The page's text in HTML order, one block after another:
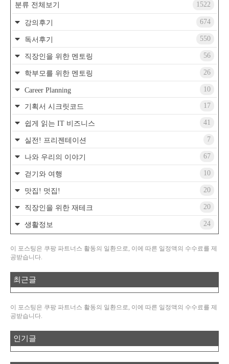
분류 전체보기 1522
강의후기 674
독서후기 550
직장인을 위한 멘토링 56
학부모를 위한 멘토링 26
Career Planning 10
기획서 시크릿코드 17
쉽게 읽는 IT 비즈니스 41
실전! 프리젠테이션 7
나와 우리의 이야기 67
걷기와 여행 10
맛집! 멋집! 20
직장인을 위한 재테크 20
생활정보 24
이 포스팅은 쿠팡 파트너스 활동의 일환으로, 이에 따른 일정액의 수수료를 제
공받습니다.
최근글
이 포스팅은 쿠팡 파트너스 활동의 일환으로, 이에 따른 일정액의 수수료를 제
공받습니다.
인기글